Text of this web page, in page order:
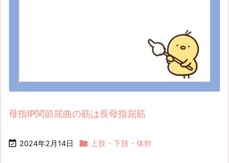
母指IP関節屈曲の筋は長母指屈筋
 2024年2月14日  上肢・下肢・体幹